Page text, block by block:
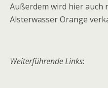
Außerdem wird hier auch
Alsterwasser Orange
Weiterführende Links: